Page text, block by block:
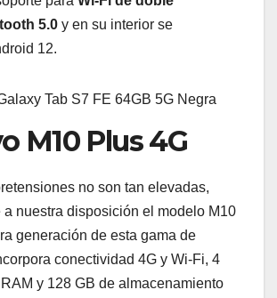
5.0 y en su interior se
12.
M10 Plus 4G
no son tan elevadas,
a nuestra disposición el modelo M10
generación de esta gama de
conectividad 4G y Wi-Fi, 4
y 128 GB de almacenamiento